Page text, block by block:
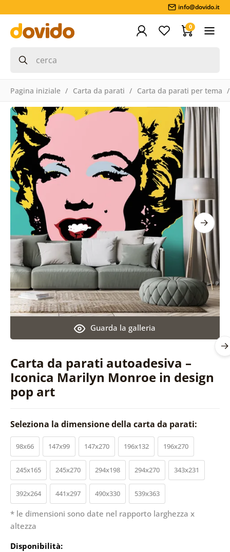
info@dovido.it
0
Pagina iniziale Carta da parati Carta da parati per tema
Carta da parati autoadesiva –
Iconica Marilyn Monroe in design
pop art
Guarda la galleria
Seleziona la dimensione della carta da parati:
98x66 147x99 147x270 196x132 196x270
245x165 245x270 294x198 294x270 343x231
392x264 441x297 490x330 539x363
* le dimensioni sono date nel rapporto larghezza x
altezza
Disponibilità: